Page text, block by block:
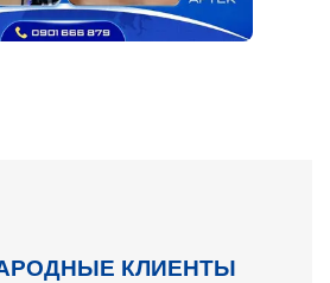
КЛИЕНТЫ